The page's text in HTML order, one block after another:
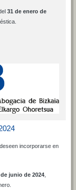
31 de enero de
incorporarse en
de junio de 2024,